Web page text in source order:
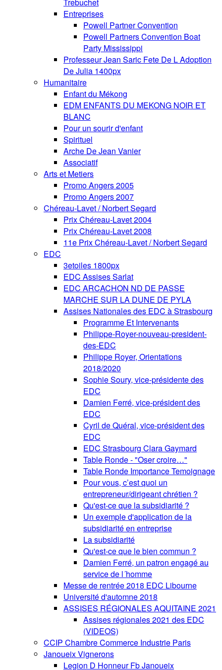
Entreprises
Powell Partner Convention
Powell Partners Convention Boat
Party Mississippi
Professeur Jean Saric Fete De L Adoption
De Julia 1400px
Humanitaire
Enfant du Mékong
EDM ENFANTS DU MEKONG NOIR ET
BLANC
Pour un sourir d'enfant
Spirituel
Arche De Jean Vanier
Associatif
Arts et Metiers
Promo Angers 2005
Promo Angers 2007
Chéreau-Lavet / Norbert Segard
Prix Chéreau-Lavet 2004
Prix Chéreau-Lavet 2008
11e Prix Chéreau-Lavet / Norbert Segard
EDC
3etoiles 1800px
EDC Assises Sarlat
EDC ARCACHON ND DE PASSE
MARCHE SUR LA DUNE DE PYLA
Assises Nationales des EDC à Strasbourg
Programme Et Intervenants
Philippe-Royer-nouveau-president-
des-EDC
Philippe Royer, Orientations
2018/2020
Sophie Soury, vice-présidente des
EDC
Damien Ferré, vice-président des
EDC
Cyril de Quéral, vice-président des
EDC
EDC Strasbourg Clara Gaymard
Table Ronde - "Oser croire…"
Table Ronde Importance Temoignage
Pour vous, c’est quoi un
entrepreneur/dirigeant chrétien ?
Qu'est-ce que la subsidiarité ?
Un exemple d'application de la
subsidiarité en entreprise
La subsidiarité
Qu'est-ce que le bien commun ?
Damien Ferré, un patron engagé au
service de l´homme
Messe de rentrée 2018 EDC Libourne
Université d'automne 2018
ASSISES RÉGIONALES AQUITAINE 2021
Assises régionales 2021 des EDC
(VIDEOS)
CCIP Chambre Commerce Industrie Paris
Janoueix Vignerons
Legion D Honneur Fb Janoueix